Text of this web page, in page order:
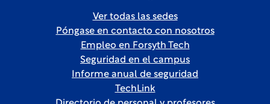
Ver todas las sedes
Póngase en contacto con nosotros
Empleo en Forsyth Tech
Seguridad en el campus
Informe anual de seguridad
TechLink